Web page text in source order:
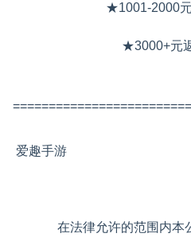
★1001-2000
★3000+元
爱趣手游
在法律允许的范围内本